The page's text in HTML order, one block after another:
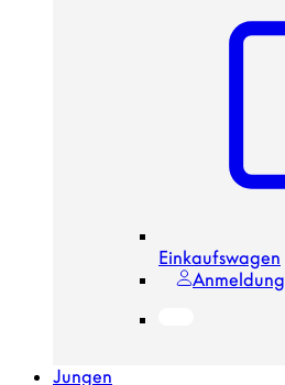
Einkaufswagen
Anmeldung
Jungen